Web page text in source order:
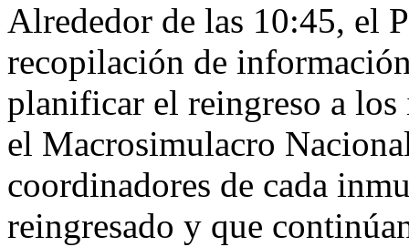
Alrededor de las 10:45, el
recopilación de
planificar el reingreso a
el Macrosimulacro
coordinadores de cada
reingresado y que